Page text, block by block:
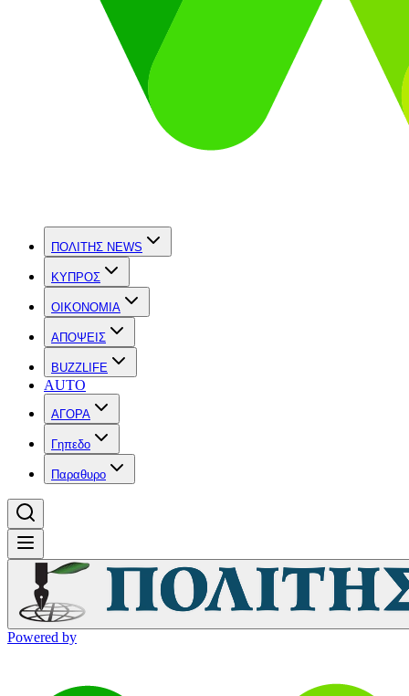
ΠΟΛΙΤΗΣ NEWS
ΚΥΠΡΟΣ
OIKONOMIA
ΑΠΟΨΕΙΣ
BUZZLIFE
AUTO
ΑΓΟΡΑ
Γηπεδο
Παραθυρο
Powered by